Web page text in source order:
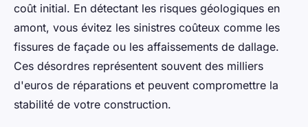
coût initial. En détectant les risques géologiques en
amont, vous évitez les sinistres coûteux comme les
fissures de façade ou les affaissements de dallage.
Ces désordres représentent souvent des milliers
d'euros de réparations et peuvent compromettre la
stabilité de votre construction.